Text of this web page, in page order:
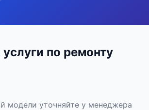
по ремонту
модели уточняйте у менеджера